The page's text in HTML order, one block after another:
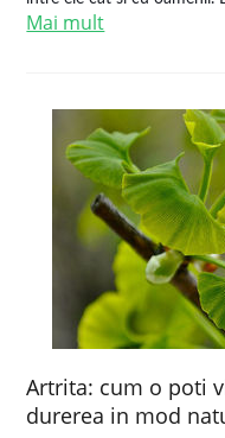
Mai mult
Artrita: cum o poti
durerea in mod